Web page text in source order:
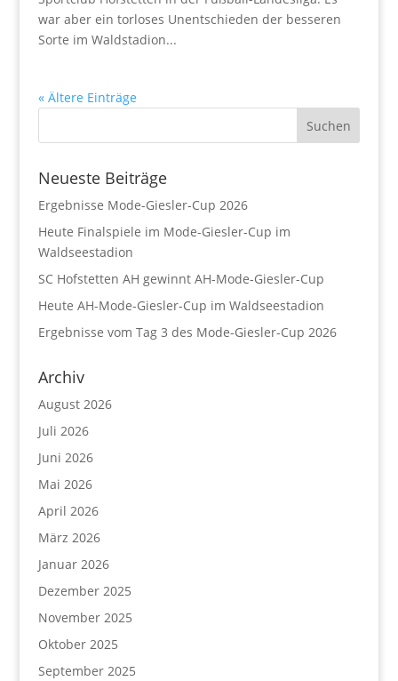
war aber ein torloses Unentschieden der besseren
Sorte im Waldstadion...
« Ältere Einträge
Neueste Beiträge
Ergebnisse Mode-Giesler-Cup 2026
Heute Finalspiele im Mode-Giesler-Cup im
Waldseestadion
SC Hofstetten AH gewinnt AH-Mode-Giesler-Cup
Heute AH-Mode-Giesler-Cup im Waldseestadion
Ergebnisse vom Tag 3 des Mode-Giesler-Cup 2026
Archiv
August 2026
Juli 2026
Juni 2026
Mai 2026
April 2026
März 2026
Januar 2026
Dezember 2025
November 2025
Oktober 2025
September 2025